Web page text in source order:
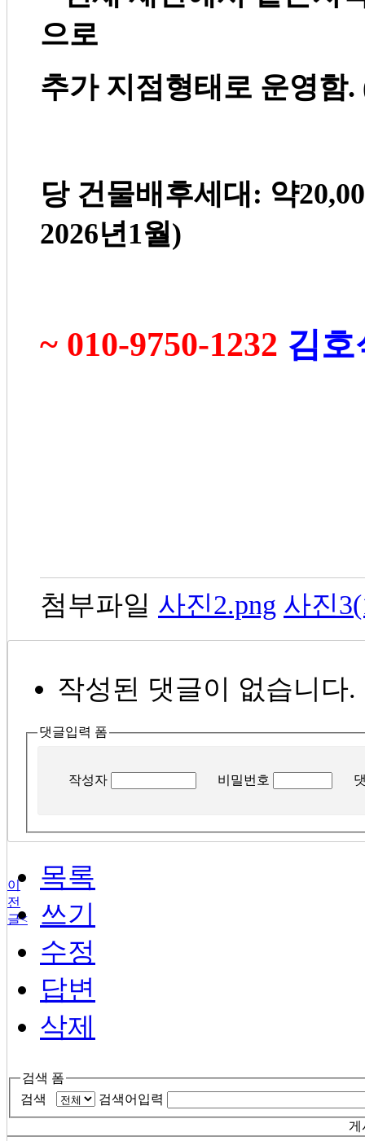
으로
추가 지점형태로 운영함.
당 건물배후세대 : 약
2026년1월)
~ 010-9750-1232 김
첨부파일 사진2.png 사진
작성된 댓글이 없습니다.
댓글입력 폼
작성자 비밀번호
목록
쓰기
수정
답변
삭제
이
전
글<
검색 폼
검색
검색어입력
게